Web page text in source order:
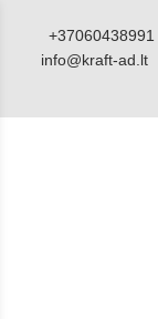
+37060438991
info@kraft-ad.lt